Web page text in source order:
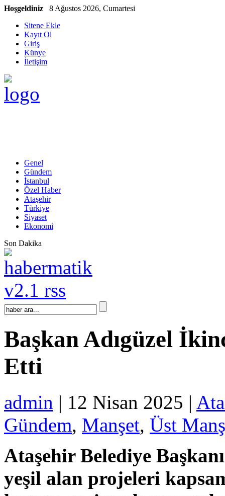
Hoşgeldiniz
8 Ağustos 2026, Cumartesi
Sitene Ekle
Kayıt Ol
Giriş
Künye
İletişim
Genel
Gündem
İstanbul
Özel Haber
Ataşehir
Türkiye
Siyaset
Ekonomi
Son Dakika
Başkan Adıgüzel
Etti
admin | 12 Nisan 2025 |
Gündem, Manşet, Üst
Ataşehir Belediye
yeşil alan projeleri